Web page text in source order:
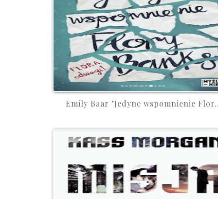
Emily Baar "Jedyne wspomnienie